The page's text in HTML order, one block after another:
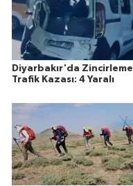
Diyarbakır'da Zincirleme
Trafik Kazası: 4 Yaralı